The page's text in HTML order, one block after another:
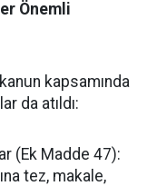
Önemli
kapsamında
da atıldı:
(Ek Madde 47):
tez, makale,